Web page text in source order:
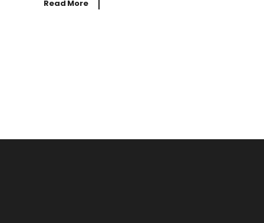
Read More